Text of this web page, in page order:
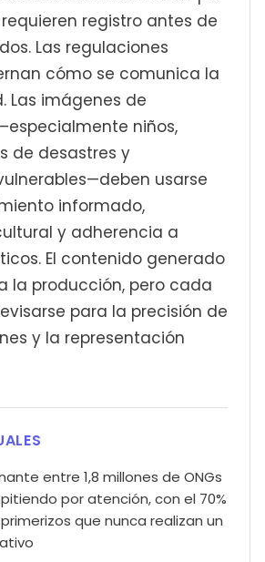
registro antes de
Las regulaciones
cómo se comunica la
Las imágenes de
niños,
de desastres y
usarse
informado,
y adherencia a
El contenido generado
la producción, pero cada
para la precisión de
y la representación
entre 1,8 millones de ONGs
por atención, con el 70%
que nunca realizan un